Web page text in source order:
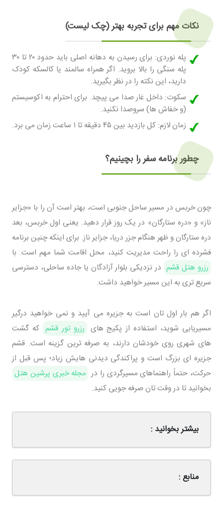
نکات مهم برای تجربه بهتر (چک لیست)
پله نوردی:
برای رسیدن به دهانه اصلی باید حدود ۲۰ تا ۳۰
پله سنگی را بالا بروید. اگر همراه سالمند یا کالسکه کودک
دارید، این نکته را در نظر بگیرید.
سکوت: داخل غار صدا می پیچد. برای احترام به اکوسیستم
(و خفاش ها) سروصدا نکنید.
زمان لازم:کل بازدید بین ۴۵ دقیقه تا ۱ ساعت زمان می برد.
چطور برنامه سفر را بچینیم؟
چون خربس در مسیر ساحل جنوبی است، بهتر است آن را با «جزایر
ناز» و «دره ستارگان» در یک روز قرار دهید. یعنی اول خربس، بعد
دره ستارگان و ظهر هنگام جزر دریا، جزایر ناز. برای اینکه چنین برنامه
فشرده ای را راحت مدیریت کنید، محل اقامت شما مهم است. با
رزرو هتل قشم در نزدیکی بلوار آزادگان یا جاده ساحلی، دسترسی
سریع تری به این مسیر خواهید داشت.
اگر هم بار اول تان است به جزیره می آیید و نمی خواهید درگیر
مسیریابی شوید، استفاده از پکیج های رزرو تور قشم که گشت
های شهری روی خودشان دارند، به صرفه ترین گزینه است. قشم
جزیره ای بزرگ است و پراکندگی دیدنی هایش زیاد؛ پس قبل از
حرکت، حتماً راهنماهای مسیرگردی را در مجله خبری پرشین هتل
بخوانید تا در وقت تان صرفه جویی کنید.
بیشتر بخوانید :
منابع :